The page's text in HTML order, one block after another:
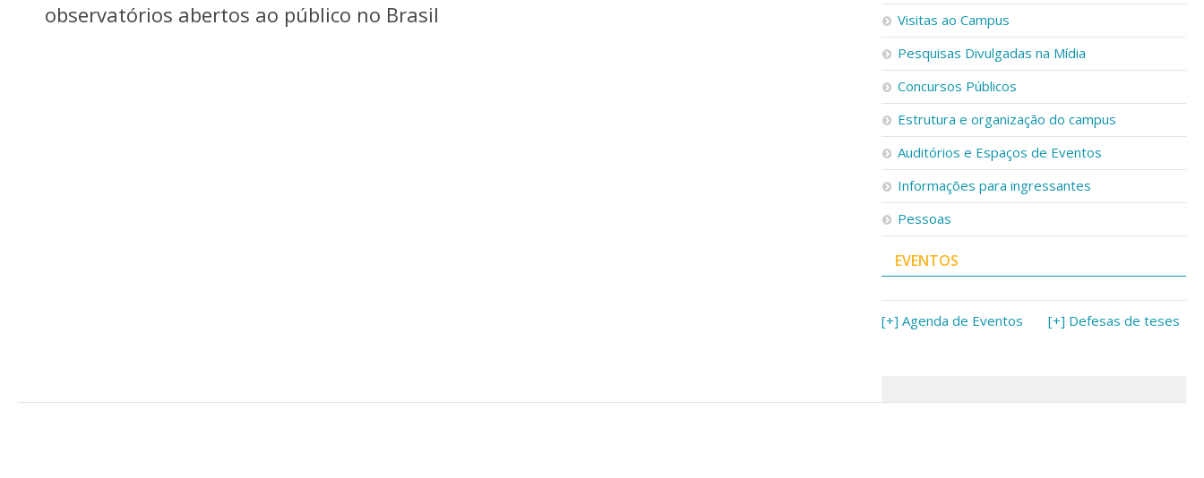
observatórios abertos ao público no Brasil
Visitas ao Campus
Pesquisas Divulgadas na Mídia
Concursos Públicos
Estrutura e organização do campus
Auditórios e Espaços de Eventos
Informações para ingressantes
Pessoas
EVENTOS
[+] Agenda de Eventos [+] Defesas de teses